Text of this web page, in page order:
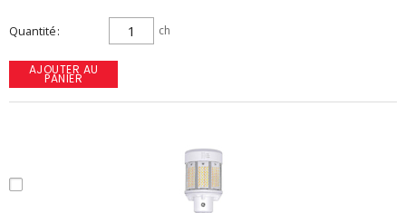
Quantité ch
AJOUTER AU
PANIER